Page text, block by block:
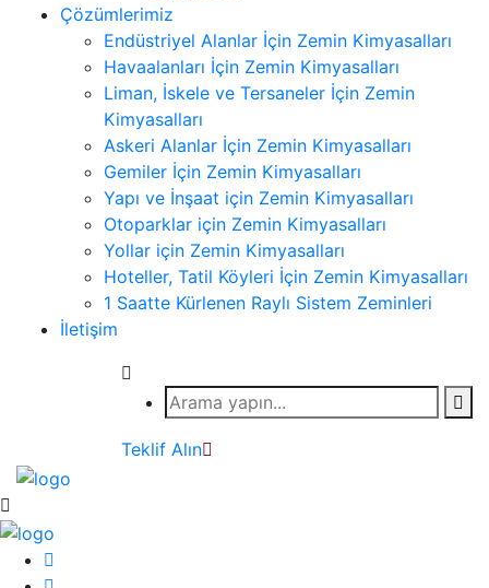
Çözümlerimiz
Endüstriyel Alanlar İçin Zemin Kimyasalları
Havaalanları İçin Zemin Kimyasalları
Liman, İskele ve Tersaneler İçin Zemin
Kimyasalları
Askeri Alanlar İçin Zemin Kimyasalları
Gemiler İçin Zemin Kimyasalları
Yapı ve İnşaat için Zemin Kimyasalları
Otoparklar için Zemin Kimyasalları
Yollar için Zemin Kimyasalları
Hoteller, Tatil Köyleri İçin Zemin Kimyasalları
1 Saatte Kürlenen Raylı Sistem Zeminleri
İletişim
Teklif Alın